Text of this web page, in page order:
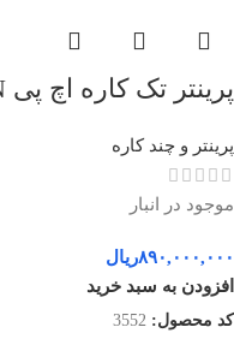
پرینتر تک کاره اچ پی M402-DN
پرینتر و چند کاره
موجود در انبار
۸۹۰,۰۰۰,۰۰۰ریال
افزودن به سبد خرید
کد محصول: 3552